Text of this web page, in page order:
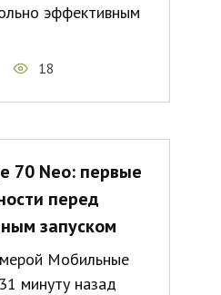
эффективным
18
70 Neo: первые
перед
запуском
Мобильные
минуту назад